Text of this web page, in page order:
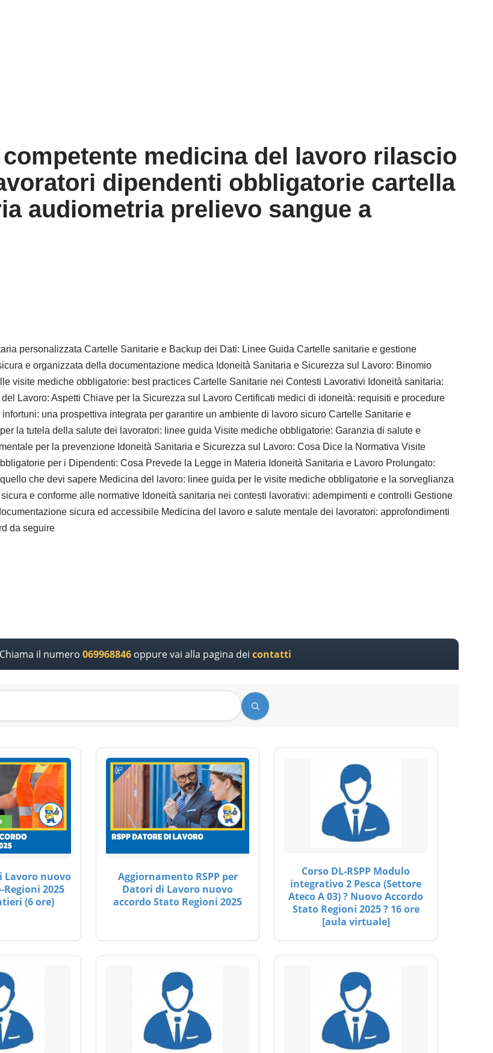
medicina del lavoro rilascio
dipendenti obbligatorie cartella
audiometria prelievo sangue a
personalizzata Cartelle Sanitarie e Backup dei Dati: Linee Guida Cartelle sanitarie e gestione
e organizzata della documentazione medica Idoneità Sanitaria e Sicurezza sul Lavoro: Binomio
visite mediche obbligatorie: best practices Cartelle Sanitarie nei Contesti Lavorativi Idoneità sanitaria:
Lavoro: Aspetti Chiave per la Sicurezza sul Lavoro Certificati medici di idoneità: requisiti e procedure
una prospettiva integrata per garantire un ambiente di lavoro sicuro Cartelle Sanitarie e
la tutela della salute dei lavoratori: linee guida Visite mediche obbligatorie: Garanzia di salute e
per la prevenzione Idoneità Sanitaria e Sicurezza sul Lavoro: Cosa Dice la Normativa Visite
per i Dipendenti: Cosa Prevede la Legge in Materia Idoneità Sanitaria e Lavoro Prolungato:
che devi sapere Medicina del lavoro: linee guida per le visite mediche obbligatorie e la sorveglianza
e conforme alle normative Idoneità sanitaria nei contesti lavorativi: adempimenti e controlli Gestione
sicura ed accessibile Medicina del lavoro e salute mentale dei lavoratori: approfondimenti
da seguire
il numero 069968846oppure vai alla pagina dei contatti
Lavoro nuovo
2025
(6 ore)
Aggiornamento RSPP per
Datori di Lavoro nuovo
accordo Stato Regioni 2025
Corso DL-RSPP Modulo
integrativo 2 Pesca (Settore
Ateco A 03) ? Nuovo Accordo
Stato Regioni 2025 ? 16 ore
[aula virtuale]